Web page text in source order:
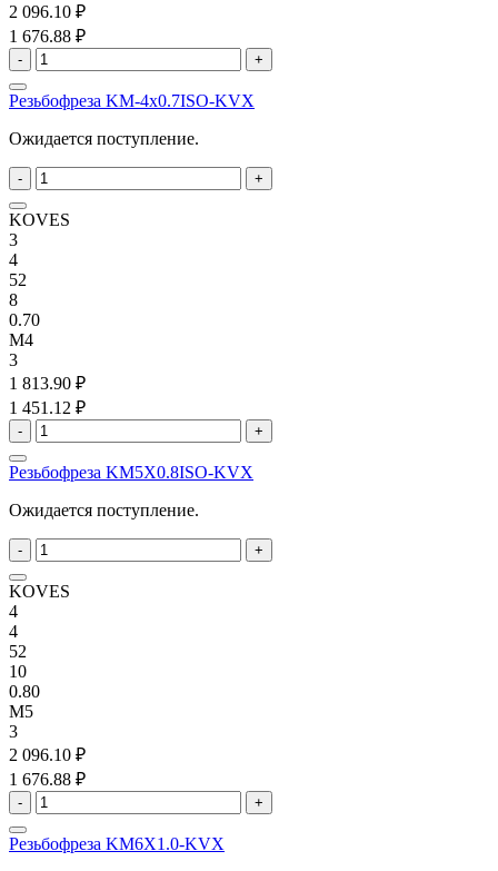
2 096.10 ₽
1 676.88 ₽
- +
Резьбофреза KM-4x0.7ISO-KVX
Ожидается поступление.
- +
KOVES
3
4
52
8
0.70
M4
3
1 813.90 ₽
1 451.12 ₽
- +
Резьбофреза KM5X0.8ISO-KVX
Ожидается поступление.
- +
KOVES
4
4
52
10
0.80
M5
3
2 096.10 ₽
1 676.88 ₽
- +
Резьбофреза KM6X1.0-KVX